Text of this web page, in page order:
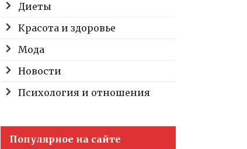
Диеты
Красота и здоровье
Мода
Новости
Психология и отношения
Популярное на сайте